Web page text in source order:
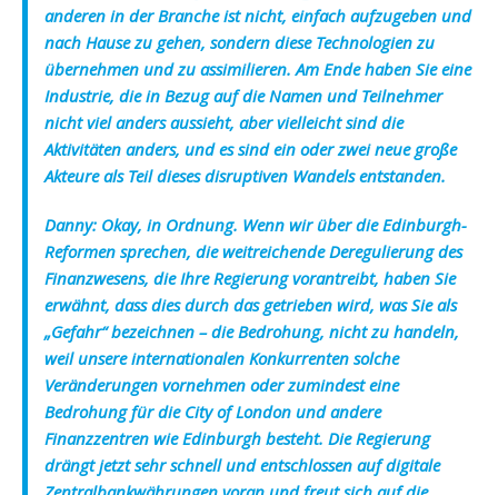
anderen in der Branche ist nicht, einfach aufzugeben und
nach Hause zu gehen, sondern diese Technologien zu
übernehmen und zu assimilieren. Am Ende haben Sie eine
Industrie, die in Bezug auf die Namen und Teilnehmer
nicht viel anders aussieht, aber vielleicht sind die
Aktivitäten anders, und es sind ein oder zwei neue große
Akteure als Teil dieses disruptiven Wandels entstanden.
Danny: Okay, in Ordnung. Wenn wir über die Edinburgh-
Reformen sprechen, die weitreichende Deregulierung des
Finanzwesens, die Ihre Regierung vorantreibt, haben Sie
erwähnt, dass dies durch das getrieben wird, was Sie als
„Gefahr“ bezeichnen – die Bedrohung, nicht zu handeln,
weil unsere internationalen Konkurrenten solche
Veränderungen vornehmen oder zumindest eine
Bedrohung für die City of London und andere
Finanzzentren wie Edinburgh besteht. Die Regierung
drängt jetzt sehr schnell und entschlossen auf digitale